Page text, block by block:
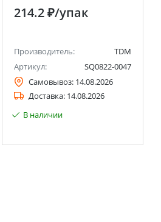
214.2 ₽/упак
Производитель:
TDM
Артикул:
SQ0822-0047
Самовывоз: 14.08.2026
Доставка: 14.08.2026
В наличии